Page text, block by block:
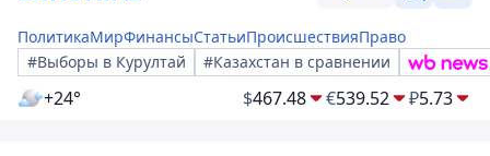
ПолитикаМирФинансыСтатьиПроисшествияПраво
#Выборы в Курултай
#Казахстан в сравнении
+24° $467.48 €539.52 ₽5.73